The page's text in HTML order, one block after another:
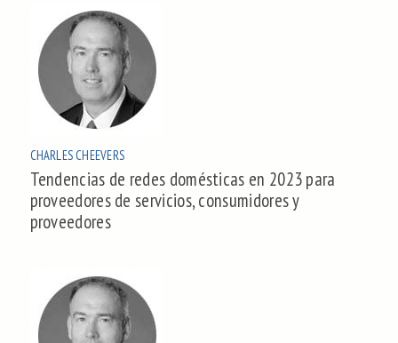
CHARLES CHEEVERS
Tendencias de redes domésticas en 2023 para
proveedores de servicios, consumidores y
proveedores